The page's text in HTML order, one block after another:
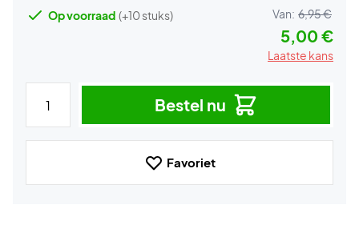
Op voorraad (+10 stuks) Van: 6,95 €
5,00 €
Laatste kans
Bestel nu
Favoriet